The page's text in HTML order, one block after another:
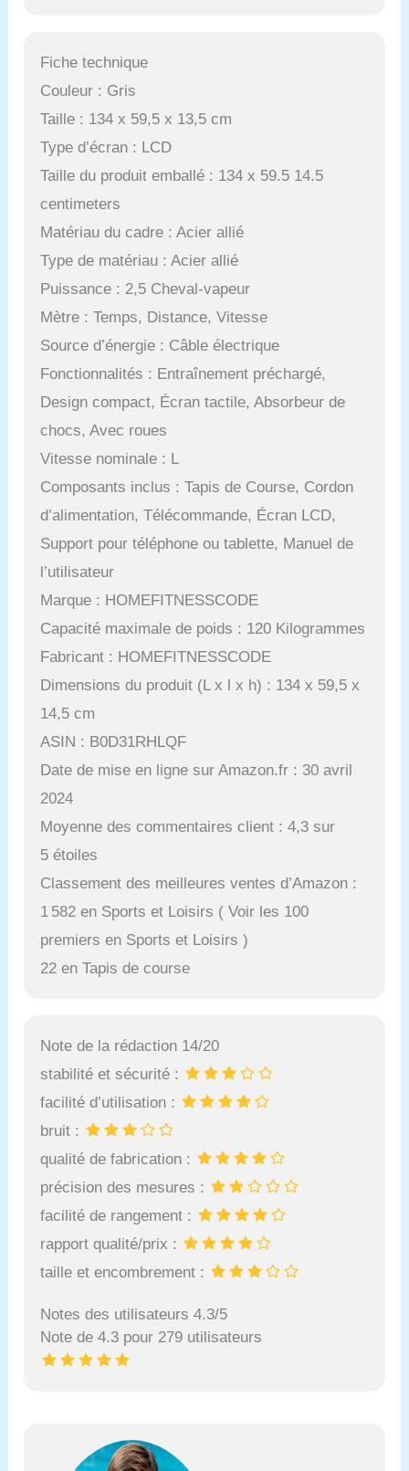
Fiche technique
Couleur : Gris
Taille : 134 x 59,5 x 13,5 cm
Type d’écran : LCD
Taille du produit emballé : 134 x 59.5 14.5
centimeters
Matériau du cadre : Acier allié
Type de matériau : Acier allié
Puissance : 2,5 Cheval-vapeur
Mètre : Temps, Distance, Vitesse
Source d’énergie : Câble électrique
Fonctionnalités : Entraînement préchargé,
Design compact, Écran tactile, Absorbeur de
chocs, Avec roues
Vitesse nominale : L
Composants inclus : Tapis de Course, Cordon
d’alimentation, Télécommande, Écran LCD,
Support pour téléphone ou tablette, Manuel de
l’utilisateur
Marque : HOMEFITNESSCODE
Capacité maximale de poids : 120 Kilogrammes
Fabricant : HOMEFITNESSCODE
Dimensions du produit (L x l x h) : 134 x 59,5 x
14,5 cm
ASIN : B0D31RHLQF
Date de mise en ligne sur Amazon.fr : 30 avril
2024
Moyenne des commentaires client : 4,3 sur
5 étoiles
Classement des meilleures ventes d’Amazon :
1 582 en Sports et Loisirs ( Voir les 100
premiers en Sports et Loisirs )
22 en Tapis de course
Note de la rédaction 14/20
stabilité et sécurité :
facilité d’utilisation :
bruit :
qualité de fabrication :
précision des mesures :
facilité de rangement :
rapport qualité/prix :
taille et encombrement :
Notes des utilisateurs 4.3/5
Note de 4.3 pour 279 utilisateurs